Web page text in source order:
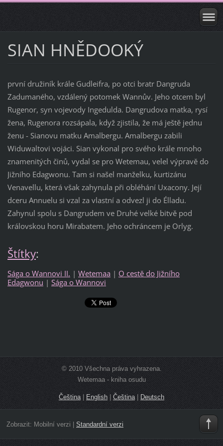
SIAN HNĚDOOKÝ
první družiník krále Gudleifra, po otci bratr Dangruda
Zadumaného, vzdálený potomek Wannův. Jeho otcem byl
Rugenor, syn vojevody Ingedulda. Dangrudova matka, rysí
žena, Rugenora rozsápala, když zjistila, že má ještě jednu
ženu - Sianovu matku Amalbergu. Amalbergu zabili
Widuwaltovi vojáci. Sian vykonal pro svého krále mnoho
znamenitých činů, vydal se pro Wetemau, velel výpravě do
Jižního Edagwonu. Tam si našel manželku, kurtizánu
Venavellu, která však zahynula při obléhání Uxacony. Její
dceru Annuelu si vzal za vlastní a odvezl ji do Élladu.
Zahynul spolu s Dangrudem ve Druhé velké bitvě pod
královskou horu Mirabatem. Jeho ochráncem je Orlyg.
Štítky:
Sága o Wannovi II. | Wetemaa | O cestě do Jižního
Edagwonu | Sága o Wannovi
© 2010 Všechna práva vyhrazena.
Wetemaa - kniha osudu
Čeština English Čeština Deutsch
Zobrazit: Mobilní verzi Standardní verzi